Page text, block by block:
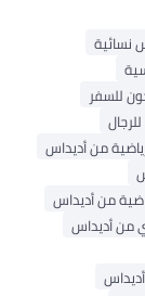
للسفر
من أديداس
من أديداس
من أديداس